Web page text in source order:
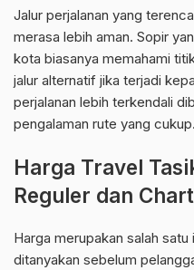
Jalur perjalanan yang
merasa lebih aman. Sopir
kota biasanya memahami
jalur alternatif jika terjadi
perjalanan lebih terkendali
pengalaman rute yang cukup.
Harga Travel
Reguler dan
Harga merupakan salah
ditanyakan sebelum